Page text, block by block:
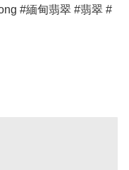
#緬甸翡翠 #翡翠 #